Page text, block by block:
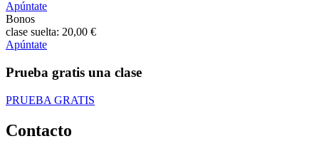
Apúntate
Bonos
clase suelta: 20,00 €
Apúntate
Prueba gratis una clase
PRUEBA GRATIS
Contacto